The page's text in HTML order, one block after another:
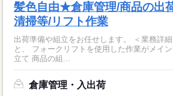
髪色自由★倉庫管理/商品の出
清掃等/リフト作業
出荷準備や組立をお任せします。 ＜業務詳細＞ 倉庫内での管理業務
と、 フォークリフトを使用した作業がメインです。 -出荷準
立て 商品の組...
倉庫管理・入出荷